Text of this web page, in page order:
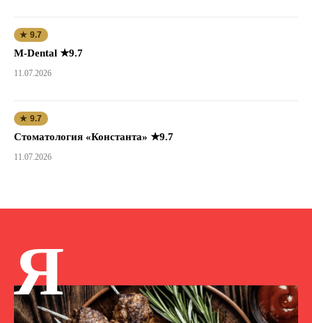
★ 9.7
M-Dental ★9.7
11.07.2026
★ 9.7
Стоматология «Константа» ★9.7
11.07.2026
Я